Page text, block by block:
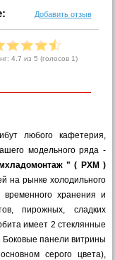
Добавить отзыв
4.7 из 5 (голосов 1)
любого кафетерия,
модельного ряда -
" ( РХМ )
на рынке холодильного
хранения и
пирожных, сладких
имеет 2 стеклянные
Боковые панели витрины
серого цвета),